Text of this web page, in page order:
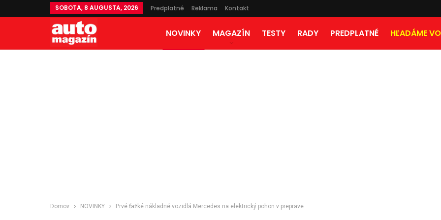
SOBOTA, 8 AUGUSTA, 2026 Predplatné Reklama Kontakt
NOVINKY MAGAZÍN TESTY RADY PREDPLATNÉ HĽADÁME
Domov NOVINKY Prvé ťažké nákladné vozidlá Mercedes na elektrický pohon v preprave